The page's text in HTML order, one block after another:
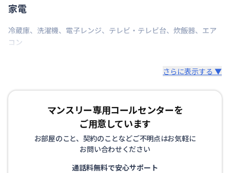
家電
冷蔵庫、 洗濯機、 電子レンジ、 テレビ・テレビ台、 炊飯器、 エア
コン
さらに表示する ▼
マンスリー専用コールセンターを
ご用意しています
お部屋のこと、契約のことなどご不明点はお気軽に
お問い合わせください
通話料無料で安心サポート